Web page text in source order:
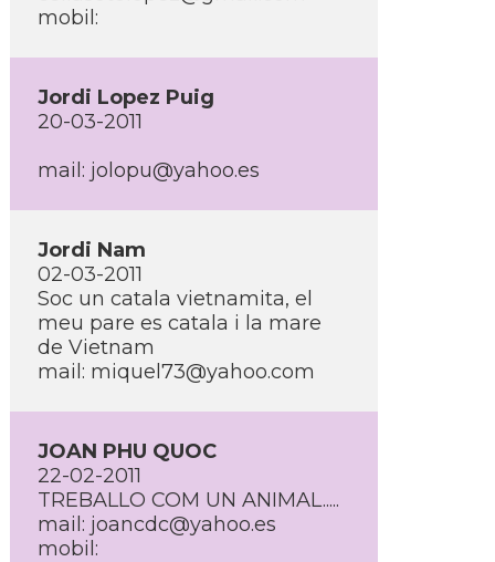
mobil:
Jordi Lopez Puig
20-03-2011
mail: jolopu@yahoo.es
Jordi Nam
02-03-2011
Soc un catala vietnamita, el
meu pare es catala i la mare
de Vietnam
mail: miquel73@yahoo.com
JOAN PHU QUOC
22-02-2011
TREBALLO COM UN ANIMAL.....
mail: joancdc@yahoo.es
mobil: